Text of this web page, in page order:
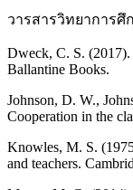
วารสารวิทยาการศึก
Dweck, C. S. (2017).
Ballantine Books.
Johnson, D. W.,
Cooperation in the
Knowles, M. S.
and teachers.